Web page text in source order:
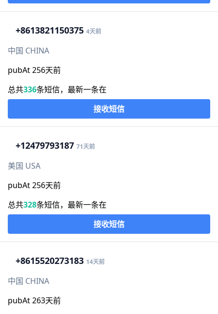
+8613821150375 4天前
中国 CHINA
pubAt 256天前
总共336条短信，最新一条在
接收短信
+12479793187 71天前
美国 USA
pubAt 256天前
总共328条短信，最新一条在
接收短信
+8615520273183 14天前
中国 CHINA
pubAt 263天前